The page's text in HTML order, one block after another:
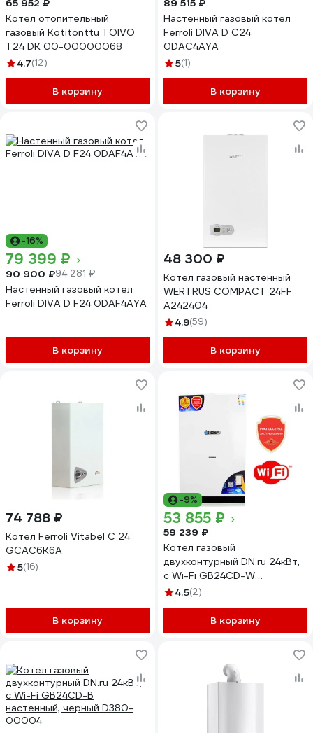
65 952 ₽
Котел отопительный
газовый Kotitonttu TOIVO
T24 DK 00-00000068
4.7(12)
В корзину
89 515 ₽
Настенный газовый котел
Ferroli DIVA D C24
0DAC4AYA
5(1)
В корзину
-16%
79 399 ₽
90 900 ₽94 281 ₽
Настенный газовый котел
Ferroli DIVA D F24 0DAF4AYA
В корзину
48 300 ₽
Котел газовый настенный
WERTRUS COMPACT 24FF
A242404
4.9(59)
В корзину
74 788 ₽
Котел Ferroli Vitabel C 24
GCAC6K6A
5(16)
В корзину
-9%
53 855 ₽
59 239 ₽
Котел газовый
двухконтурный DN.ru 24кВт,
с Wi-Fi GB24CD-W
настенный, белый D380-
4.5(2)
В корзину